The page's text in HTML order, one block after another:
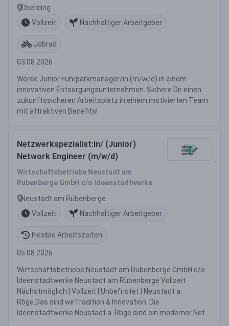
Oberding
Vollzeit
Nachhaltiger Arbeitgeber
Jobrad
03.08.2026
Werde Junior Fuhrparkmanager/in (m/w/d) in einem
innovativen Entsorgungsunternehmen. Sichere Dir einen
zukunftssicheren Arbeitsplatz in einem motivierten Team
mit attraktiven Benefits!
Netzwerkspezialist:in/ (Junior)
Network Engineer (m/w/d)
Wirtschaftsbetriebe Neustadt am
Rübenberge GmbH c/o Ideenstadtwerke
Neustadt am Rübenberge
Vollzeit
Nachhaltiger Arbeitgeber
Flexible Arbeitszeiten
05.08.2026
Wirtschaftsbetriebe Neustadt am Rübenberge GmbH c/o
Ideenstadtwerke Neustadt am Rübenberge Vollzeit
Nächstmöglich | Vollzeit | Unbefristet | Neustadt a.
Rbge.Das sind wirTradition & Innovation: Die
Ideenstadtwerke Neustadt a. Rbge sind ein moderner Net...